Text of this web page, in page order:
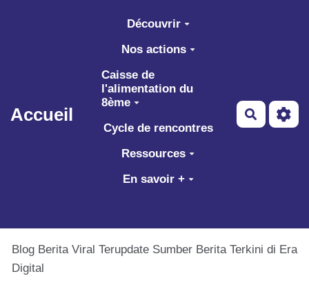
Aller au contenu principal
Accueil
Découvrir
Nos actions
Caisse de
l'alimentation du
8ème
Cycle de rencontres
Ressources
En savoir +
Blog Berita Viral Terupdate Sumber Berita Terkini di Era
Digital